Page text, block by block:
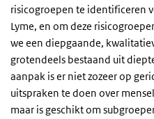
risicogroepen te identificeren
Lyme, en om deze
we een diepgaande,
grotendeels bestaand uit
aanpak is er niet zozeer op
uitspraken te doen over
maar is geschikt om